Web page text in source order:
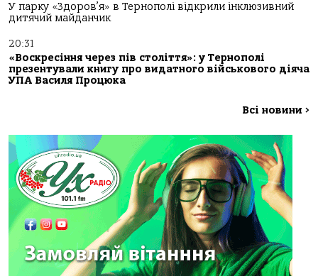
У парку «Здоров’я» в Тернополі відкрили інклюзивний
дитячий майданчик
20:31
«Воскресіння через пів століття»: у Тернополі
презентували книгу про видатного військового діяча
УПА Василя Процюка
Всі новини >